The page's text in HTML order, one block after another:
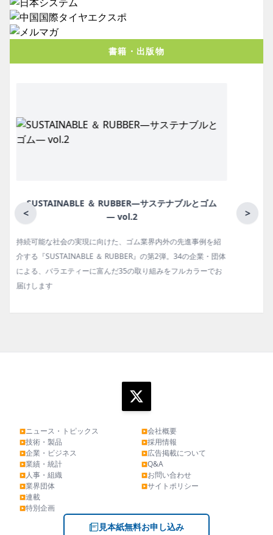
書籍・出版物
< >
月刊ラバーインダストリー／単品
ゴム報知新聞の姉妹誌。ゴム・エラストマー製品・市場分野別
の動向、新製品・技術、原材料動向、設備・機械の紹介、イン
タビュー、海外企業情報、統計などをコンパクトに掲載してい
ます。エッセイ（寄稿）も充実。
▶ニュース・トピックス
▶技術・製品
▶企業・ビジネス
▶業績・統計
▶人事・組織
▶業界団体
▶連載
▶特別企画
▶会社概要
▶採用情報
▶広告掲載について
▶Q&A
▶お問い合わせ
▶サイトポリシー
見本紙無料お申し込み